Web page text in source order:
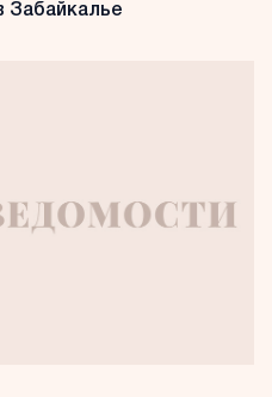
Забайкалье